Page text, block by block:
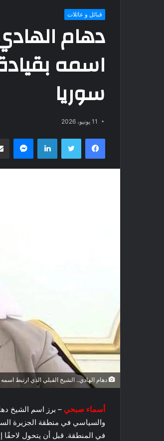
قبائل و عائلات
دهام
اسمه
سوريا
11 يونيو، 2026
فيسبوك تويتر لينكدإن
دهام الهادي.. الشيخ القبلي الذي ارتبط
أسماء صبحي – برز اسم الشيخ
والسياسي في منطقة الجزيرة
في المنطقة. قبل أن يتحول لاحقًا